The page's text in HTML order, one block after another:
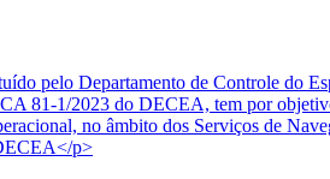
pelo Departamento de Controle do
81-1/2023 do DECEA, tem por
no âmbito dos Serviços de
p>